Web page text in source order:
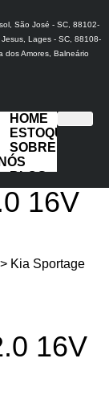
São José - SC, 88102-
Lages - SC, 88108-
dos Amores, Balneário
HOME
ESTOQUE
SOBRE
NÓS
BLOG
FALE
CONOSCO
16V
> Kia Sportage
16V